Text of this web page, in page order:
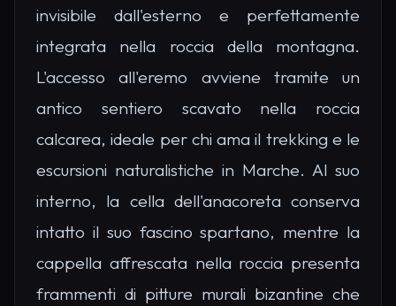
invisibile dall'esterno e perfettamente
integrata nella roccia della montagna.
L'accesso all'eremo avviene tramite un
antico sentiero scavato nella roccia
calcarea, ideale per chi ama il trekking e le
escursioni naturalistiche in Marche. Al suo
interno, la cella dell'anacoreta conserva
intatto il suo fascino spartano, mentre la
cappella affrescata nella roccia presenta
frammenti di pitture murali bizantine che